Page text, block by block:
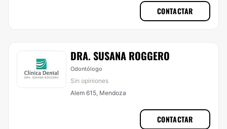
CONTACTAR
DRA. SUSANA ROGGERO
Odontólogo
Sin opiniones
Alem 615, Mendoza
CONTACTAR